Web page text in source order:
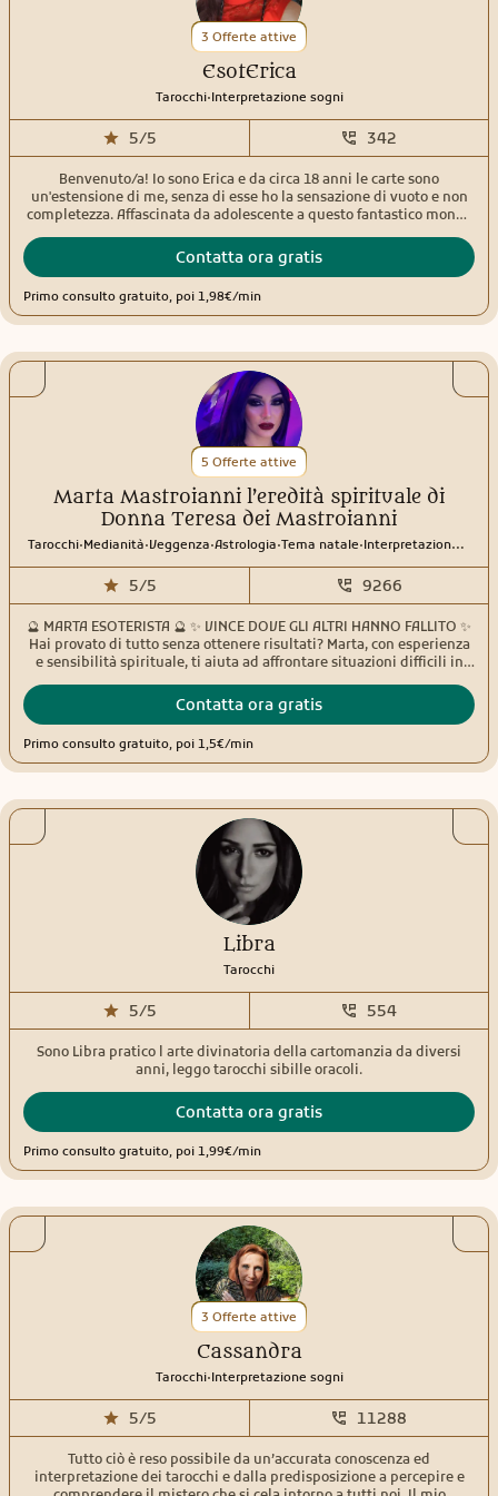
conoscere gli eventi e te stessoHo fatto tantissimi corsi, collaborato
con le maggiori piattaforme, ricevuto molti attestati, anche se per
me il migliore riconoscimento è la vostra serenità.
3 Offerte attive
EsotErica
Tarocchi.Interpretazione sogni
5/5 342
Benvenuto/a! Io sono Erica e da circa 18 anni le carte sono
un'estensione di me, senza di esse ho la sensazione di vuoto e non
completezza. Affascinata da adolescente a questo fantastico mondo
stessa cosa per l'interpretazione dei sogni, sentii il richiamo e non
ho mai smesso. Nelle mie letture utilizzo tarocchi, sibille ed oracoli,
cartomantico ed uno tarologico, quindi legato anche
all'introspezione e alla scoperta del nostro io. Da sempre metto a
mi è possibile. Tendo a non fornire tempistiche precise, sia per
evitare il pensiero ossessivo sia perché è relativo alle energie. Il mio
obiettivo principale è trasmettere chiarezza, empatia e serenità.
Contatta ora gratis
Primo consulto gratuito, poi 1,98€/min
5 Offerte attive
Marta Mastroianni l’eredità spirituale di
Donna Teresa dei Mastroianni
Tarocchi.Medianità.Veggenza.Astrologia.Tema natale.Interpretazione sogni
5/5 9266
🔮 MARTA ESOTERISTA 🔮 ✨ VINCE DOVE GLI ALTRI HANNO FALLITO ✨
Hai provato di tutto senza ottenere risultati? Marta, con esperienza
e sensibilità spirituale, ti aiuta ad affrontare situazioni difficili in
sentimentali • 💰 Ostacoli economici • 🍀 Fortuna e successo • 🛡️
Protezione dalle energie negative • 🔓 Sblocchi e nuovi inizi
Contatta ora gratis
Primo consulto gratuito, poi 1,5€/min
Libra
Tarocchi
5/5 554
Sono Libra pratico l arte divinatoria della cartomanzia da diversi
anni, leggo tarocchi sibille oracoli.
Contatta ora gratis
Primo consulto gratuito, poi 1,99€/min
3 Offerte attive
Cassandra
Tarocchi.Interpretazione sogni
5/5 11288
Tutto ciò è reso possibile da un’accurata conoscenza ed
interpretazione dei tarocchi e dalla predisposizione a percepire e